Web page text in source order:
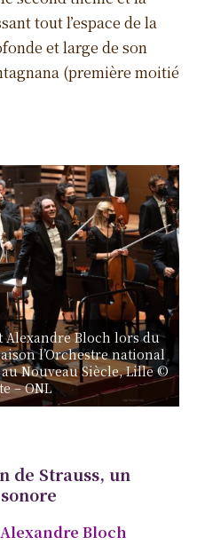
tout l’espace de la
et large de son
(première moitié
Bloch lors du
l’Orchestre national
Nouveau Siècle, Lille ©
– ONL
de Strauss, un
Alexandre Bloch